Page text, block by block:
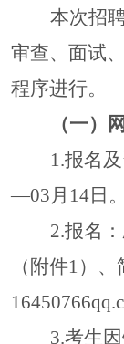
本次招
审查、面试
程序进行。
（一）
1.报名
—03月 14日 。
2.报名
（附件1）
16450766
3.考生